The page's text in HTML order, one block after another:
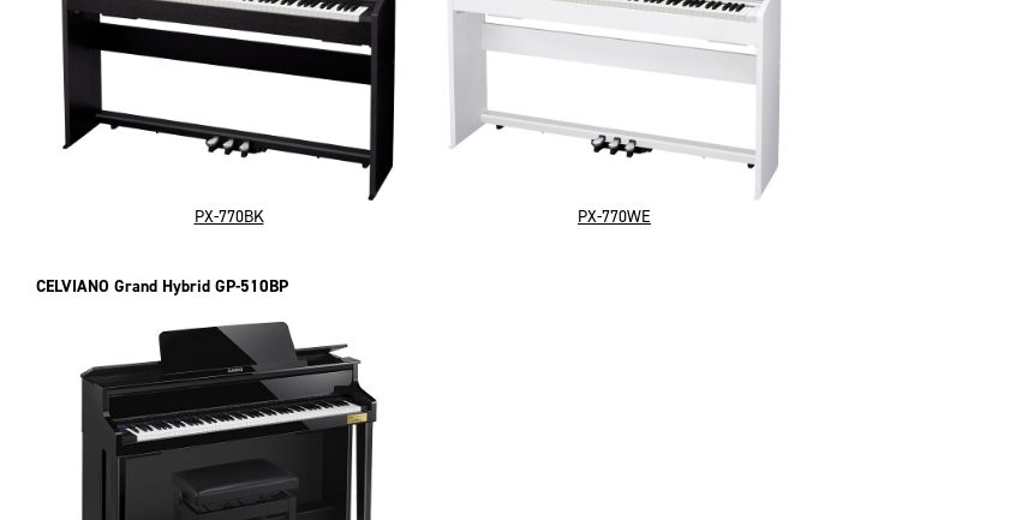
PX-770BK PX-770WE
CELVIANO Grand Hybrid GP-510BP